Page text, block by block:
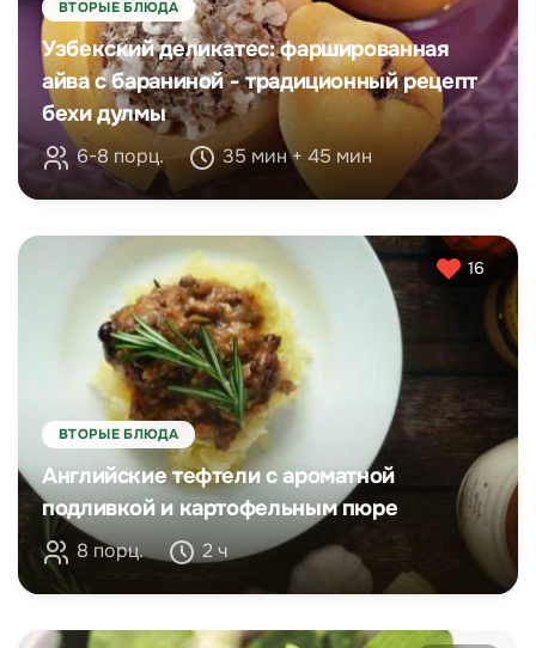
ВТОРЫЕ БЛЮДА
Узбекский деликатес: фаршированная
айва с бараниной - традиционный рецепт
бехи дулмы
6-8 порц. 35 мин + 45 мин
16
ВТОРЫЕ БЛЮДА
Английские тефтели с ароматной
подливкой и картофельным пюре
8 порц. 2 ч